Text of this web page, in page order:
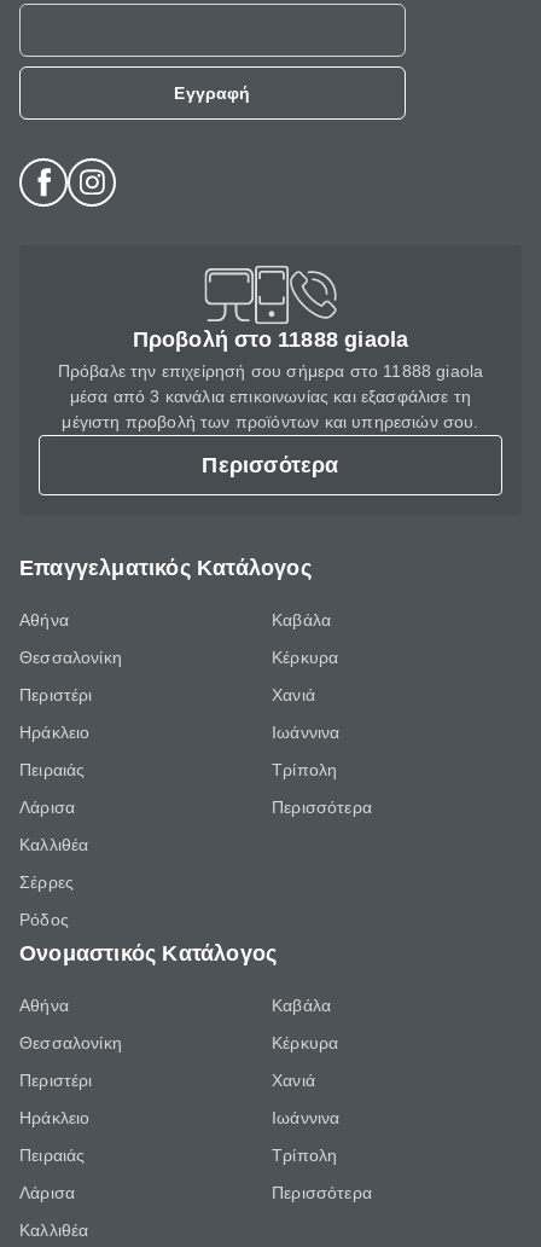
Εγγραφή
Προβολή στο 11888 giaola
Πρόβαλε την επιχείρησή σου σήμερα στο 11888 giaola
μέσα από 3 κανάλια επικοινωνίας και εξασφάλισε τη
μέγιστη προβολή των προϊόντων και υπηρεσιών σου.
Περισσότερα
Επαγγελματικός Κατάλογος
Αθήνα
Θεσσαλονίκη
Περιστέρι
Ηράκλειο
Πειραιάς
Λάρισα
Καλλιθέα
Σέρρες
Ρόδος
Καβάλα
Κέρκυρα
Χανιά
Ιωάννινα
Τρίπολη
Περισσότερα
Ονομαστικός Κατάλογος
Αθήνα
Θεσσαλονίκη
Περιστέρι
Ηράκλειο
Πειραιάς
Λάρισα
Καλλιθέα
Καβάλα
Κέρκυρα
Χανιά
Ιωάννινα
Τρίπολη
Περισσότερα